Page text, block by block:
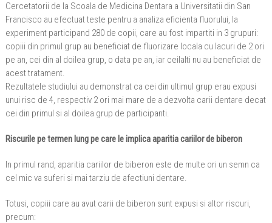
Cercetatorii de la Scoala de Medicina Dentara a Universitatii din San
Francisco au efectuat teste pentru a analiza eficienta fluorului, la
experiment participand 280 de copii, care au fost impartiti in 3 grupuri:
copiii din primul grup au beneficiat de fluorizare locala cu lacuri de 2 ori
pe an, cei din al doilea grup, o data pe an, iar ceilalti nu au beneficiat de
acest tratament.
Rezultatele studiului au demonstrat ca cei din ultimul grup erau expusi
unui risc de 4, respectiv 2 ori mai mare de a dezvolta carii dentare decat
cei din primul si al doilea grup de participanti.
Riscurile pe termen lung pe care le implica aparitia cariilor de biberon
In primul rand, aparitia cariilor de biberon este de multe ori un semn ca
cel mic va suferi si mai tarziu de afectiuni dentare.
Totusi, copiii care au avut carii de biberon sunt expusi si altor riscuri,
precum: